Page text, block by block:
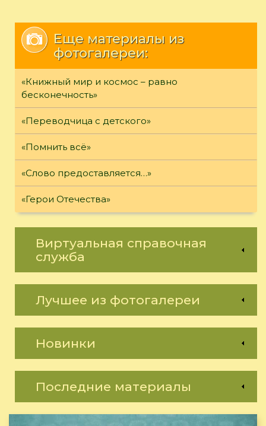
Еще материалы из
фотогалереи:
«Книжный мир и космос – равно
бесконечность»
«Переводчица с детского»
«Помнить всё»
«Слово предоставляется…»
«Герои Отечества»
Виртуальная справочная
служба
Лучшее из фотогалереи
Новинки
Последние материалы